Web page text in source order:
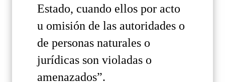
Estado, cuando ellos por acto
u omisión de las autoridades o
de personas naturales o
jurídicas son violadas o
amenazados”.